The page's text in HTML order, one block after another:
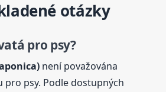
otázky
pro psy?
není považována
psy. Podle dostupných